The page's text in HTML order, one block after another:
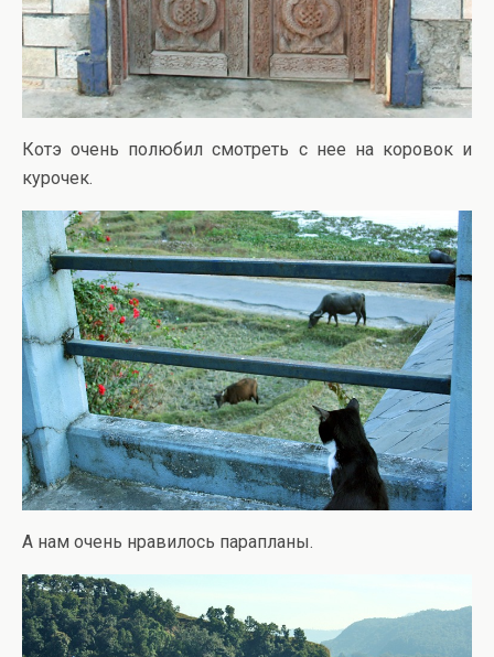
Котэ очень полюбил смотреть с нее на коровок и
курочек.
А нам очень нравилось парапланы.